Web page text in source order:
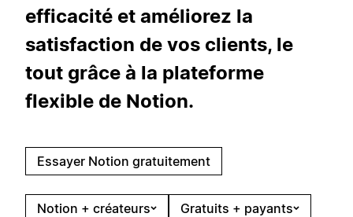
efficacité et améliorez la
satisfaction de vos clients, le
tout grâce à la plateforme
flexible de Notion.
Essayer Notion gratuitement
Notion + créateurs
Gratuits + payants